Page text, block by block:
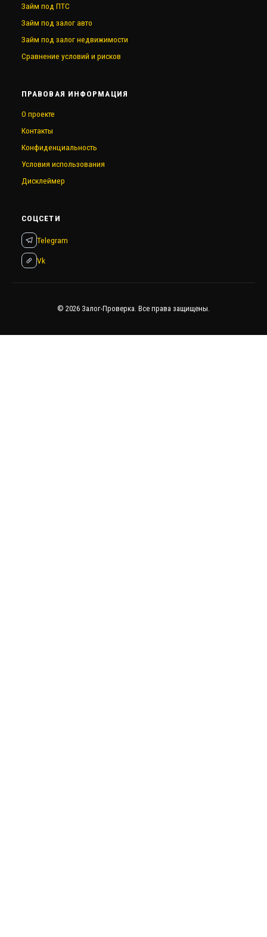
Займ под ПТС
Займ под залог авто
Займ под залог недвижимости
Сравнение условий и рисков
ПРАВОВАЯ ИНФОРМАЦИЯ
О проекте
Контакты
Конфиденциальность
Условия использования
Дисклеймер
СОЦСЕТИ
Telegram
Vk
© 2026 Залог-Проверка. Все права защищены.